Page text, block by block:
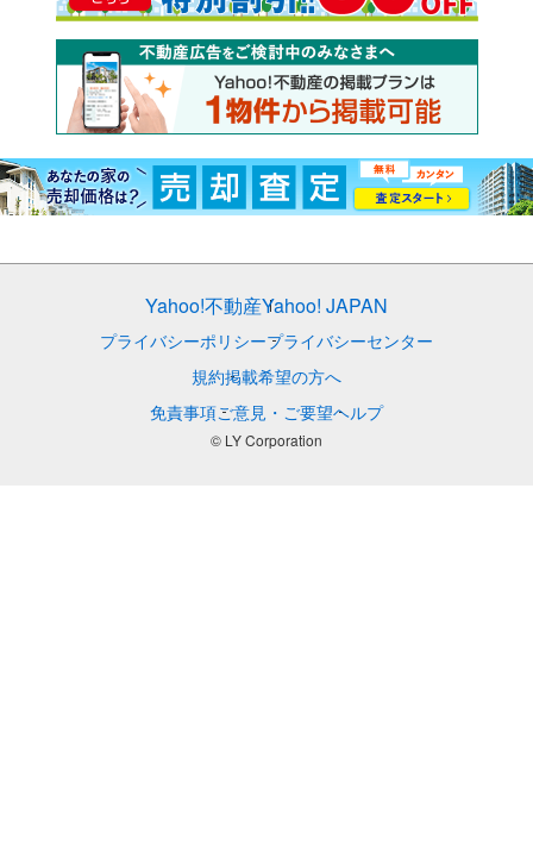
Yahoo!不動産Yahoo! JAPAN
プライバシーポリシープライバシーセンター
規約掲載希望の方へ
免責事項ご意見・ご要望ヘルプ
© LY Corporation